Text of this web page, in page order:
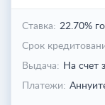
Ставка: 22.70%
Срок
Выдача: На счет
Платежи: